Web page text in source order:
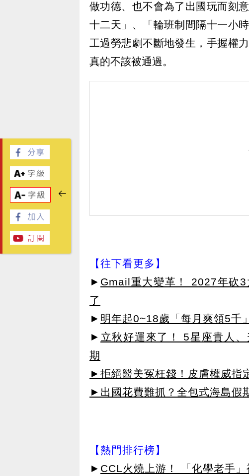
做功德、也不會為了出國玩而刻
十二天」、「輪班制間隔十一小
工過勞悲劇不斷地發生，手握權
真的不該被通過。
【往下看更多】
► Gmail重大變革！ 2027年砍
了
► 明年起0~18歲「每月爽領5千
► 立秋好運來了！ 5星座貴人
期
►拒絕醫美冤枉錢！皮膚權威指
►出國花費難抓？全包式海島假
【熱門排行榜】
► CCL火燒上游！ 「化學老手